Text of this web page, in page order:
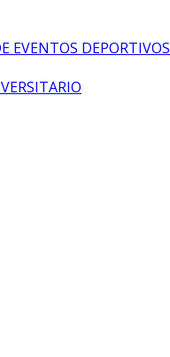
EVENTOS DEPORTIVOS